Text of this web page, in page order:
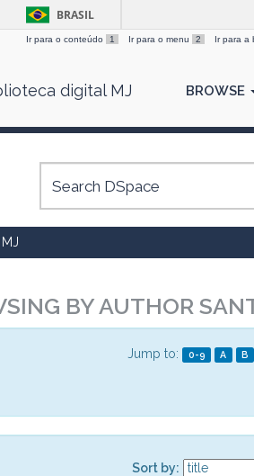
BRASIL
Ir para o conteúdo 1 Ir para o menu 2 Ir para a
digital MJ BROWSE
MJ
BY AUTHOR
Jump to: 0-9 A B
Sort by: